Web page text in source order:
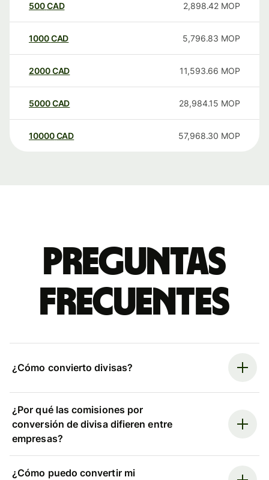
500CAD 2,898.42 MOP
1000CAD 5,796.83 MOP
2000CAD 11,593.66 MOP
5000CAD 28,984.15 MOP
10000 CAD 57,968.30 MOP
Preguntas
frecuentes
¿Cómo convierto divisas?
¿Por qué las comisiones por
conversión de divisa difieren entre
empresas?
¿Cómo puedo convertir mi